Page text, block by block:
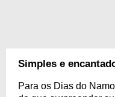
Simples e
Para os Dias do